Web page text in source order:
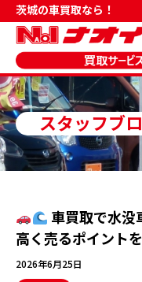
茨城の車買取なら！
スタッフブ
車買取で水没
高く売るポイント
2026年6月25日